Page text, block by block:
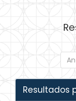
Resultados